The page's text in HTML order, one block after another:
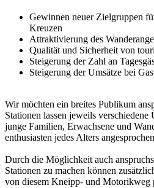
Gewinnen neuer Zielgruppen
Kreuzen
Attraktivierung des
Qualität und Sicherheit von
Steigerung der Zahl an
Steigerung der Umsätze bei
Wir möchten ein breites Publikum
Stationen lassen jeweils
junge Familien, Erwachsene und
enthusiasten jedes Alters
Durch die Möglichkeit auch
Stationen zu machen können
von diesem Kneipp- und Motorikweg